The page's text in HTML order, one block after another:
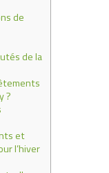
de
de la
?
et
l’hiver